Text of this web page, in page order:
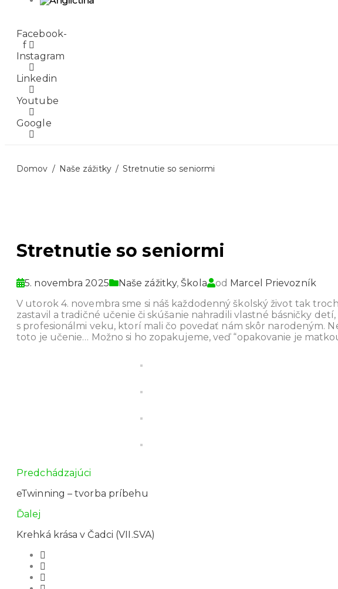
Facebook-
f
Instagram
Linkedin
Youtube
Google
Domov Naše zážitky Stretnutie so seniormi
Stretnutie so seniormi
5. novembra 2025 Naše zážitky, Škola od Marcel Prievozník
V utorok 4. novembra sme si náš každodenný školský život tak
zastavil a tradičné učenie či skúšanie nahradili vlastné básničky
s profesionálmi veku, ktorí mali čo povedať nám skôr narodeným.
toto je učenie… Možno si ho zopakujeme, veď “opakovanie je
Predchádzajúci
eTwinning – tvorba príbehu
Ďalej
Krehká krása v Čadci (VII.SVA)